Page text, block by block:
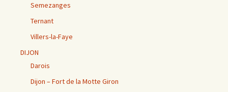
Semezanges
Ternant
Villers-la-Faye
DIJON
Darois
Dijon – Fort de la Motte Giron